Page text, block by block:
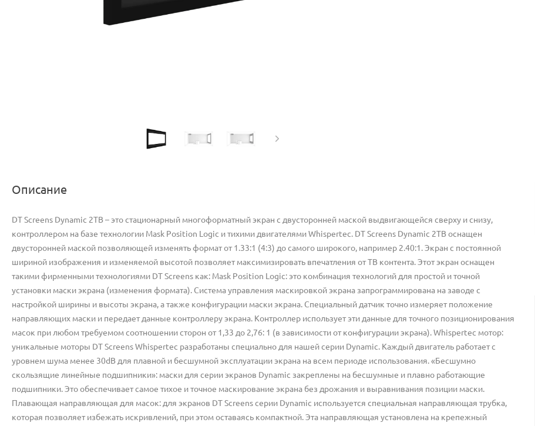
Описание
DT Screens Dynamic 2TB – это стационарный многоформатный экран с двусторонней маской выдвигающейся сверху и снизу,
контроллером на базе технологии Mask Position Logic и тихими двигателями Whispertec. DT Screens Dynamic 2TB оснащен
двусторонней маской позволяющей изменять формат от 1.33:1 (4:3) до самого широкого, например 2.40:1. Экран с постоянной
шириной изображения и изменяемой высотой позволяет максимизировать впечатления от ТВ контента. Этот экран оснащен
такими фирменными технологиями DT Screens как: Mask Position Logic: это комбинация технологий для простой и точной
установки маски экрана (изменения формата). Система управления маскировкой экрана запрограммирована на заводе с
настройкой ширины и высоты экрана, а также конфигурации маски экрана. Специальный датчик точно измеряет положение
направляющих маски и передает данные контроллеру экрана. Контроллер использует эти данные для точного позиционирования
масок при любом требуемом соотношении сторон от 1,33 до 2,76: 1 (в зависимости от конфигурации экрана). Whispertec мотор:
уникальные моторы DT Screens Whispertec разработаны специально для нашей серии Dynamic. Каждый двигатель работает с
уровнем шума менее 30dB для плавной и бесшумной эксплуатации экрана на всем периоде использования. «Бесшумно
скользящие линейные подшипники»: маски для серии экранов Dynamic закреплены на бесшумные и плавно работающие
подшипники. Это обеспечивает самое тихое и точное маскирование экрана без дрожания и выравнивания позиции маски.
Плавающая направляющая для масок: для экранов DT Screens серии Dynamic используется специальная направляющая трубка,
которая позволяет избежать искривлений, при этом оставаясь компактной. Эта направляющая установлена на крепежный